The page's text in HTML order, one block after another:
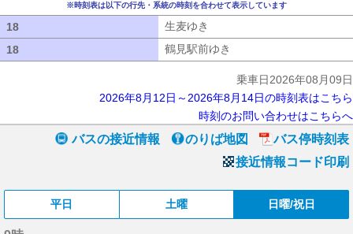
※時刻表は以下の行先・系統の時刻を合わせて表示しています
18 生麦ゆき
18
鶴見駅前ゆき
乗車日2026年08月09日
2026年8月12日～2026年8月14日の時刻表はこちら
時刻のお問い合わせはこちらへ
バスの接近情報 のりば地図
バス停時刻表
接近情報コード印刷
平日 土曜 日曜/祝日